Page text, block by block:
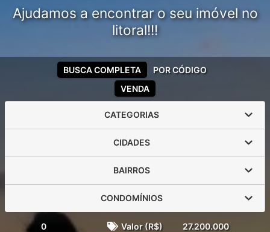
Ajudamos a encontrar o seu imóvel no
litoral!!!
VENDA
BUSCA COMPLETA POR CÓDIGO
CATEGORIAS
CIDADES
BAIRROS
CONDOMÍNIOS
0 Valor (R$) 27.200.000